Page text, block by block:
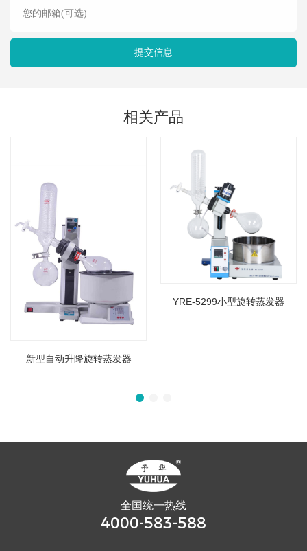
提交信息
相关产品
新型自动升降旋转蒸发器
YRE-5299小型旋转蒸发器
全国统一热线
4000-583-588